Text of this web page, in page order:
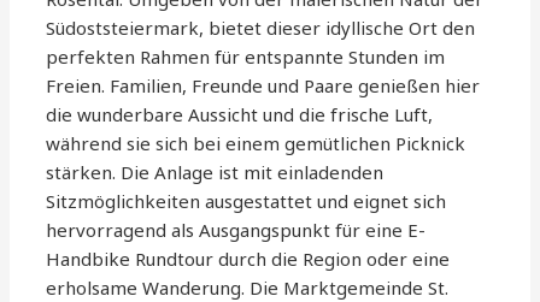
Südoststeiermark, bietet dieser idyllische Ort den
perfekten Rahmen für entspannte Stunden im
Freien. Familien, Freunde und Paare genießen hier
die wunderbare Aussicht und die frische Luft,
während sie sich bei einem gemütlichen Picknick
stärken. Die Anlage ist mit einladenden
Sitzmöglichkeiten ausgestattet und eignet sich
hervorragend als Ausgangspunkt für eine E-
Handbike Rundtour durch die Region oder eine
erholsame Wanderung. Die Marktgemeinde St.